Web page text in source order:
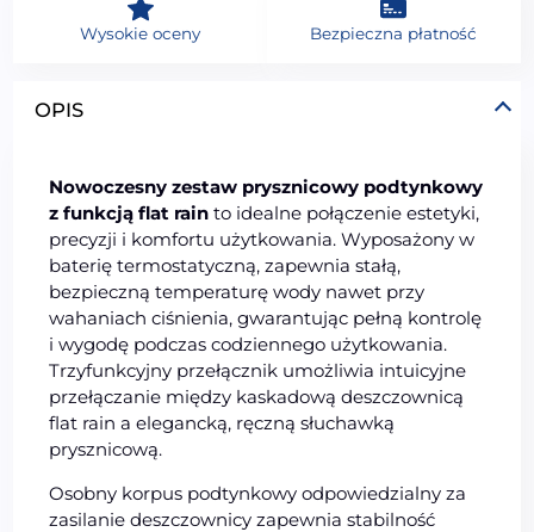
OPIS
Nowoczesny zestaw prysznicowy podtynkowy
z funkcją flat rain to idealne połączenie estetyki,
precyzji i komfortu użytkowania. Wyposażony w
baterię termostatyczną, zapewnia stałą,
bezpieczną temperaturę wody nawet przy
wahaniach ciśnienia, gwarantując pełną kontrolę
i wygodę podczas codziennego użytkowania.
Trzyfunkcyjny przełącznik umożliwia intuicyjne
przełączanie między kaskadową deszczownicą
flat rain a elegancką, ręczną słuchawką
prysznicową.
Osobny korpus podtynkowy odpowiedzialny za
zasilanie deszczownicy zapewnia stabilność
Wysokie oceny Bezpieczna płatność